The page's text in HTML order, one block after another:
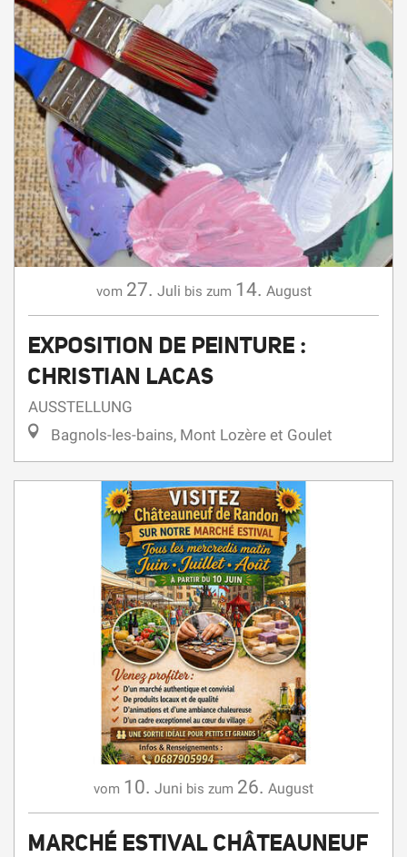
vom 27. Juli bis zum 14. August
EXPOSITION DE PEINTURE :
CHRISTIAN LACAS
AUSSTELLUNG
Bagnols-les-bains, Mont Lozère et Goulet
vom 10. Juni bis zum 26. August
MARCHÉ ESTIVAL CHÂTEAUNEUF